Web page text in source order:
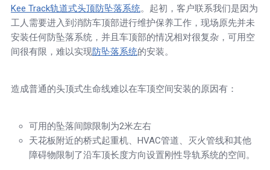
Kee Track轨道式头顶防坠落系统。起初，客户联系我们是因为
工人需要进入到消防车顶部进行维护保养工作，现场原先并未
安装任何防坠落系统，并且车顶部的情况相对很复杂，可用空
间很有限，难以实现防坠落系统的安装。
造成普通的头顶式生命线难以在车顶空间安装的原因有：
可用的坠落间隙限制为2米左右
天花板附近的桥式起重机、HVAC管道、灭火管线和其他
障碍物限制了沿车顶长度方向设置刚性导轨系统的空间。